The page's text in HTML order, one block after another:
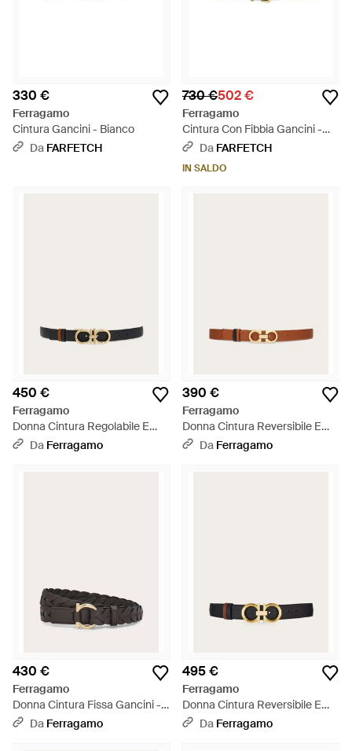
330 €
Ferragamo
Cintura Gancini - Bianco
Da FARFETCH
730 €502 €
Ferragamo
Cintura Con Fibbia Gancini -
Bianco
Da FARFETCH
IN SALDO
450 €
Ferragamo
Donna Cintura Regolabile E
Reversibile Gancini - Bianco
Da Ferragamo
390 €
Ferragamo
Donna Cintura Reversibile E
Regolabile Gancini - Bianco
Da Ferragamo
430 €
Ferragamo
Donna Cintura Fissa Gancini -
Bianco
Da Ferragamo
495 €
Ferragamo
Donna Cintura Reversibile E
Regolabile Con Gancini
Da Ferragamo